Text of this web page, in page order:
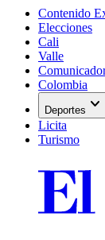
Contenido
Elecciones
Cali
Valle
Colombia
Deportes expand_more
Licita
Turismo